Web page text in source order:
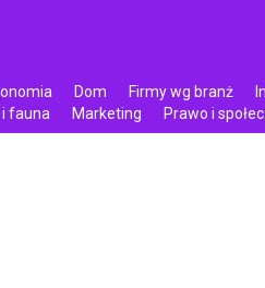
Dom Firmy wg branż
i fauna Marketing Prawo i